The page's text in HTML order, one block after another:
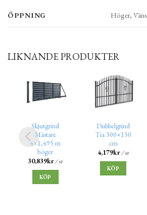
ÖPPNING Höger,
LIKNANDE PRODUKTER
Skjutgrind
Mästare
4×1,495 m
höger
30,839kr/ st
KÖP
Dubbelgrind
Tia 300×150
cm
4,179kr/ st
KÖP